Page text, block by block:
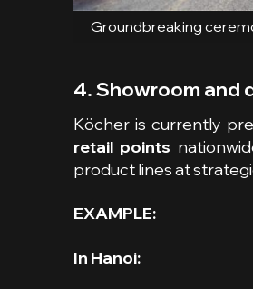
Groundbreaking
4. Showroom and
Köcher is currently
retail points
product lines at
EXAMPLE:
In Hanoi: